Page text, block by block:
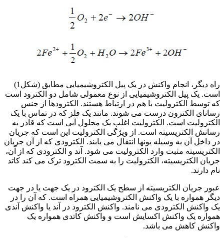
راه دیگر، انجام واکنش در یک پیل الکتروشیمیایی مطابق (شکل1)
است. یک پیل الکتروشیمیایی از نوع معمولی شامل دو الکترود است
که توسط الکترولیت با هم در ارتباط هستند. الکترودها از جنس
رسانای الکترون درست می شوند. مانند یک فلز که در تماس با یک
الکترولیت است. الکترولیت اغلب یک محلول آبی است که قادر به
رسانش الکتریسیته است. از ویژگی الکترولیت این است که جریان
در داخل آن به وسیله یونها انتقال می یابند. الکترودی که از آن جریان
الکتریسیته مثبت وارد الکترولیت می شود. آند و الکترودی که از آن،
جریان الکتریسیته، الکترولیت را به سمت الکترود ترک می کند کاتد
نام دارند.
عبور جریان الکتریسیته از سطح یک الکترود در یک جهت یا در جهت
دیگر همواره با یک واکنش الکتروشیمیایی همراه است. که آن را در
یک واکنش الکترودی می نامند. واکنش الکترود در آند یا واکنش آندی
همواره یک واکنش اکسایش است و واکنش کاتدی همواره یک
واکنش کاهش می باشد.